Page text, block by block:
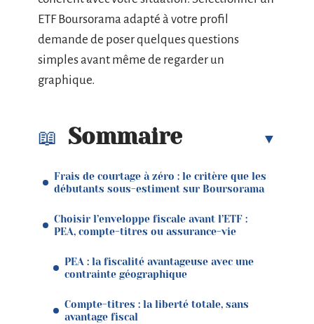
ETF Boursorama adapté à votre profil
demande de poser quelques questions
simples avant même de regarder un
graphique.
Sommaire
Frais de courtage à zéro : le critère que les
débutants sous-estiment sur Boursorama
Choisir l’enveloppe fiscale avant l’ETF :
PEA, compte-titres ou assurance-vie
PEA : la fiscalité avantageuse avec une
contrainte géographique
Compte-titres : la liberté totale, sans
avantage fiscal